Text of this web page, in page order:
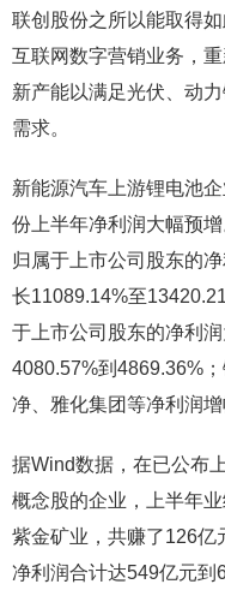
联创股份之所以能取得
互联网数字营销业务，
新产能以满足光伏、动
需求。
新能源汽车上游锂电池
份上半年净利润大幅预
归属于上市公司股东的
长11089.14%至
于上市公司股东的净利
4080.57%到4869.36%
净、雅化集团等净利润增
据Wind数据，在已公布
概念股的企业，上半年
紫金矿业，共赚了126亿
净利润合计达549亿元到